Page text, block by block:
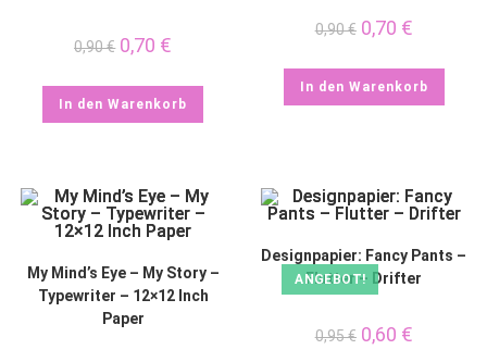
0,90€ 0,70 €
In den Warenkorb
0,90€ 0,70 €
In den Warenkorb
My Mind’s Eye – My Story –
Typewriter – 12×12 Inch
Paper
ANGEBOT!
Designpapier: Fancy Pants –
Flutter – Drifter
0,95€ 0,60 €